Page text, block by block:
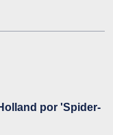
por 'Spider-